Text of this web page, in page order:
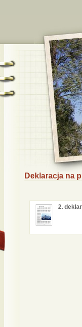
Deklaracja na
2.